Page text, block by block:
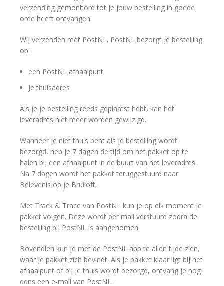
verzending gemonitord tot je jouw bestelling in goede
orde heeft ontvangen.
Wij verzenden met PostNL. PostNL bezorgt je bestelling
op:
een PostNL afhaalpunt
Je thuisadres
Als je je bestelling reeds geplaatst hebt, kan het
leveradres niet meer worden gewijzigd.
Wanneer je niet thuis bent als je bestelling wordt
bezorgd, heb je 7 dagen de tijd om het pakket op te
halen bij een afhaalpunt in de buurt van het leveradres.
Na 7 dagen wordt het pakket teruggestuurd naar
Belevenis op je Bruiloft.
Met Track & Trace van PostNL kun je op elk moment je
pakket volgen. Deze wordt per mail verstuurd zodra de
bestelling bij PostNL is aangenomen.
Bovendien kun je met de PostNL app te allen tijde zien,
waar je pakket zich bevindt. Als je pakket klaar ligt bij het
afhaalpunt of bij je thuis wordt bezorgd, ontvang je nog
eens een e-mail van PostNL.